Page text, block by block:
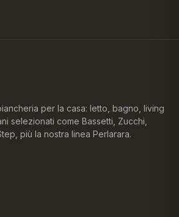
per la casa: letto, bagno, living
selezionati come Bassetti, Zucchi,
più la nostra linea Perlarara.